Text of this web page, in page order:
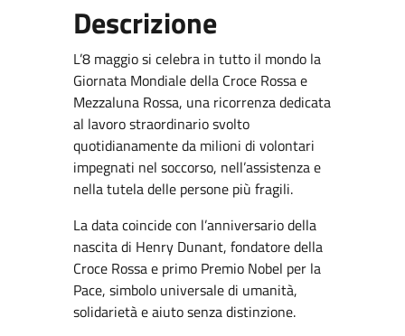
Descrizione
L’8 maggio si celebra in tutto il mondo la
Giornata Mondiale della Croce Rossa e
Mezzaluna Rossa, una ricorrenza dedicata
al lavoro straordinario svolto
quotidianamente da milioni di volontari
impegnati nel soccorso, nell’assistenza e
nella tutela delle persone più fragili.
La data coincide con l’anniversario della
nascita di Henry Dunant, fondatore della
Croce Rossa e primo Premio Nobel per la
Pace, simbolo universale di umanità,
solidarietà e aiuto senza distinzione.